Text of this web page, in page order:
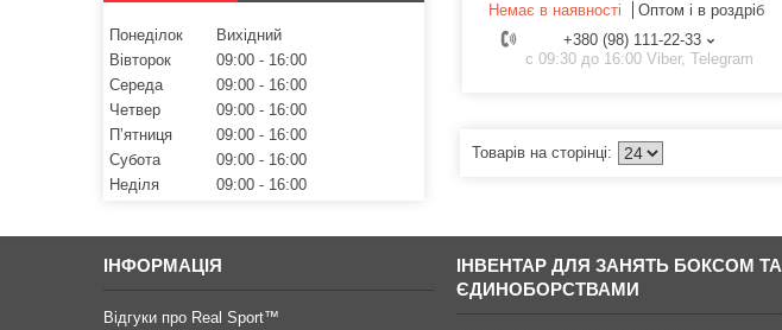
Немає в наявності
Оптом і в роздріб
+380 (98) 111-22-33
с 09:30 до 16:00 Viber, Telegram
Понеділок
Вихідний
Вівторок
09:00
16:00
Середа
09:00
16:00
Четвер
09:00
16:00
Пʼятниця
09:00
16:00
Субота
09:00
16:00
Неділя
09:00 16:00
ІНФОРМАЦІЯ
Відгуки про Real Sport™
ІНВЕНТАР ДЛЯ ЗАНЯТЬ БОКСОМ ТА
ЄДИНОБОРСТВАМИ